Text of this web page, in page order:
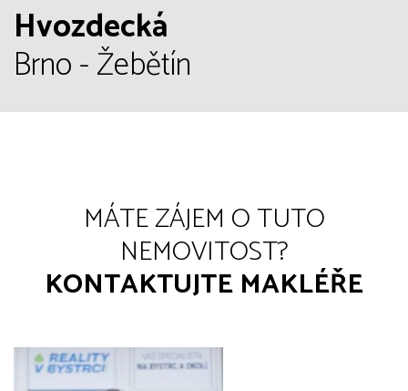
Hvozdecká
Brno - Žebětín
MÁTE ZÁJEM O TUTO
NEMOVITOST?
KONTAKTUJTE MAKLÉŘE